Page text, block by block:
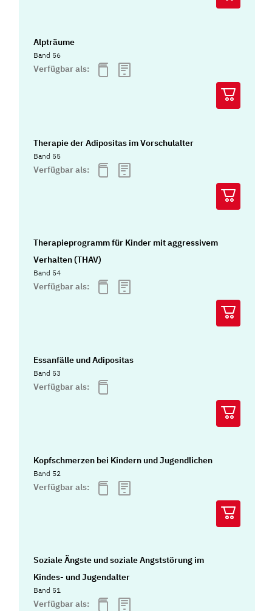
Alpträume
Band 56
Verfügbar als:
Therapie der Adipositas im Vorschulalter
Band 55
Verfügbar als:
Therapieprogramm für Kinder mit aggressivem
Verhalten (THAV)
Band 54
Verfügbar als:
Essanfälle und Adipositas
Band 53
Verfügbar als:
Kopfschmerzen bei Kindern und Jugendlichen
Band 52
Verfügbar als:
Soziale Ängste und soziale Angststörung im
Kindes- und Jugendalter
Band 51
Verfügbar als: